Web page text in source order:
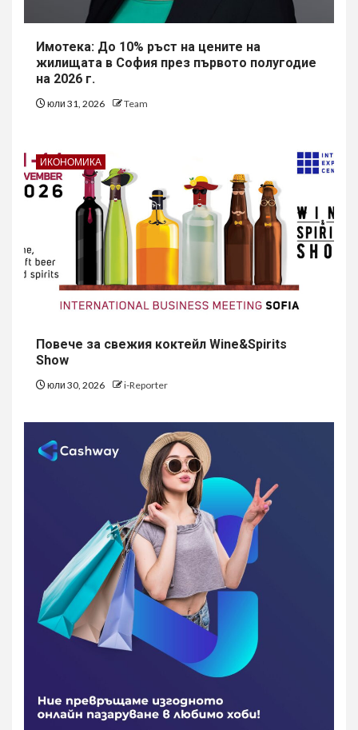
Имотека: До 10% ръст на цените на
жилищата в София през първото полугодие
на 2026 г.
юли 31, 2026 Team
ИКОНОМИКА
Повече за свежия коктейл Wine&Spirits
Show
юли 30, 2026 i-Reporter